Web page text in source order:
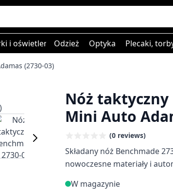
i oświetlenieOdzież Optyka Plecaki,
(2730-03)
Nóż taktyczny
Mini Auto
(0 reviews)
imageView larger imageView larger image
Składany nóż Benchmade
nowoczesne materiały i automatyczna
użytkowego
W magazynie